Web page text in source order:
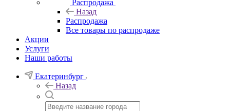
Распродажа
Назад
Распродажа
Все товары по распродаже
Акции
Услуги
Наши работы
Екатеринбург
Назад